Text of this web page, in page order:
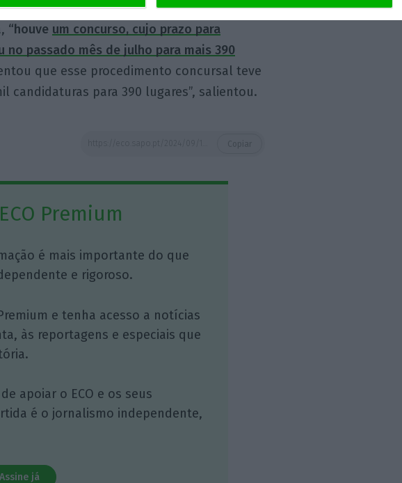
dias foramintegrados 400 novos
“houve um concurso, cujo prazo para
passado mês de julho para mais 390
que esse procedimento concursal teve
candidaturas para 390 lugares”, salientou.
Premium
é mais importante do que
e rigoroso.
e tenha acesso a notícias
às reportagens e especiais que
apoiar o ECO e os seus
é o jornalismo independente,
Assine já